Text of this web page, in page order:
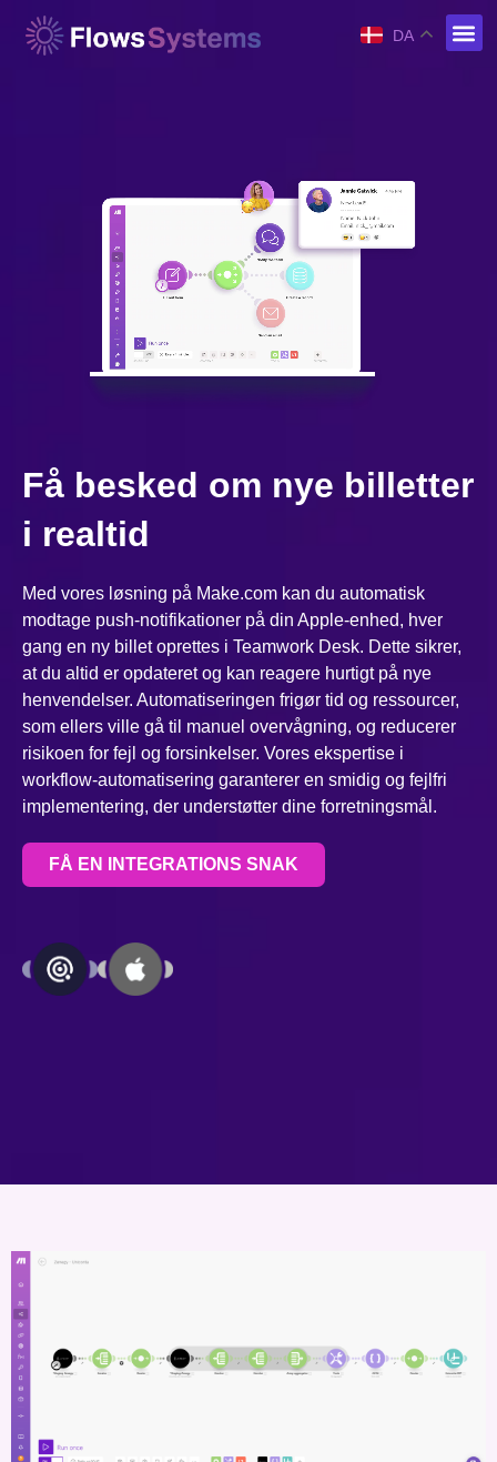
DA
Få besked om nye billetter
i realtid
Med vores løsning på Make.com kan du automatisk
modtage push-notifikationer på din Apple-enhed, hver
gang en ny billet oprettes i Teamwork Desk. Dette sikrer,
at du altid er opdateret og kan reagere hurtigt på nye
henvendelser. Automatiseringen frigør tid og ressourcer,
som ellers ville gå til manuel overvågning, og reducerer
risikoen for fejl og forsinkelser. Vores ekspertise i
workflow-automatisering garanterer en smidig og fejlfri
implementering, der understøtter dine forretningsmål.
FÅ EN INTEGRATIONS SNAK